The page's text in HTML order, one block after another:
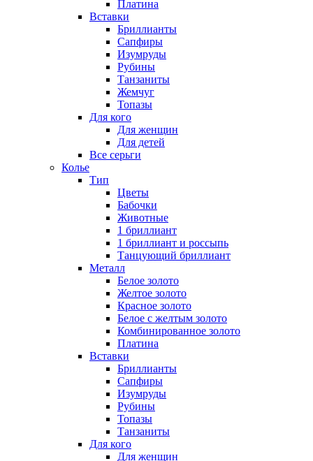
Платина
Вставки
Бриллианты
Сапфиры
Изумруды
Рубины
Танзаниты
Жемчуг
Топазы
Для кого
Для женщин
Для детей
Все серьги
Колье
Тип
Цветы
Бабочки
Животные
1 бриллиант
1 бриллиант и россыпь
Танцующий бриллиант
Металл
Белое золото
Желтое золото
Красное золото
Белое с желтым золото
Комбинированное золото
Платина
Вставки
Бриллианты
Сапфиры
Изумруды
Рубины
Топазы
Танзаниты
Для кого
Для женщин